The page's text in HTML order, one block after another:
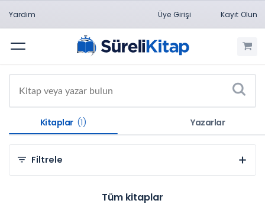
Yardım Üye Girişi Kayıt Olun
Menü
Kitaplar (1) Yazarlar
Filtrele
Tüm kitaplar